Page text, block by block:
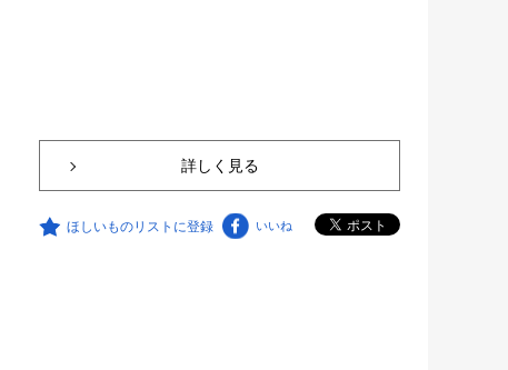
詳しく見る
ほしいものリストに登録 いいね